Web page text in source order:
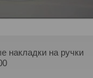
накладки на ручки